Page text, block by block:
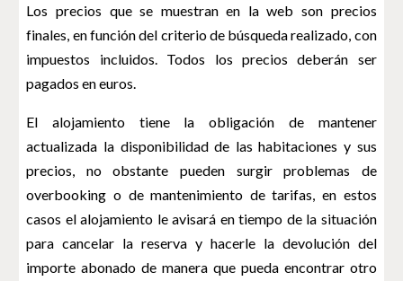
Los precios que se muestran en la web son precios
finales, en función del criterio de búsqueda realizado, con
impuestos incluidos. Todos los precios deberán ser
pagados en euros.
El alojamiento tiene la obligación de mantener
actualizada la disponibilidad de las habitaciones y sus
precios, no obstante pueden surgir problemas de
overbooking o de mantenimiento de tarifas, en estos
casos el alojamiento le avisará en tiempo de la situación
para cancelar la reserva y hacerle la devolución del
importe abonado de manera que pueda encontrar otro